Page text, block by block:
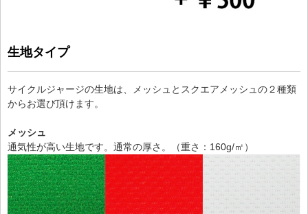
生地タイプ
サイクルジャージの生地は、メッシュとスクエアメッシュの２種類
からお選び頂けます。
メッシュ
通気性が高い生地です。通常の厚さ。（重さ：160g/㎡）